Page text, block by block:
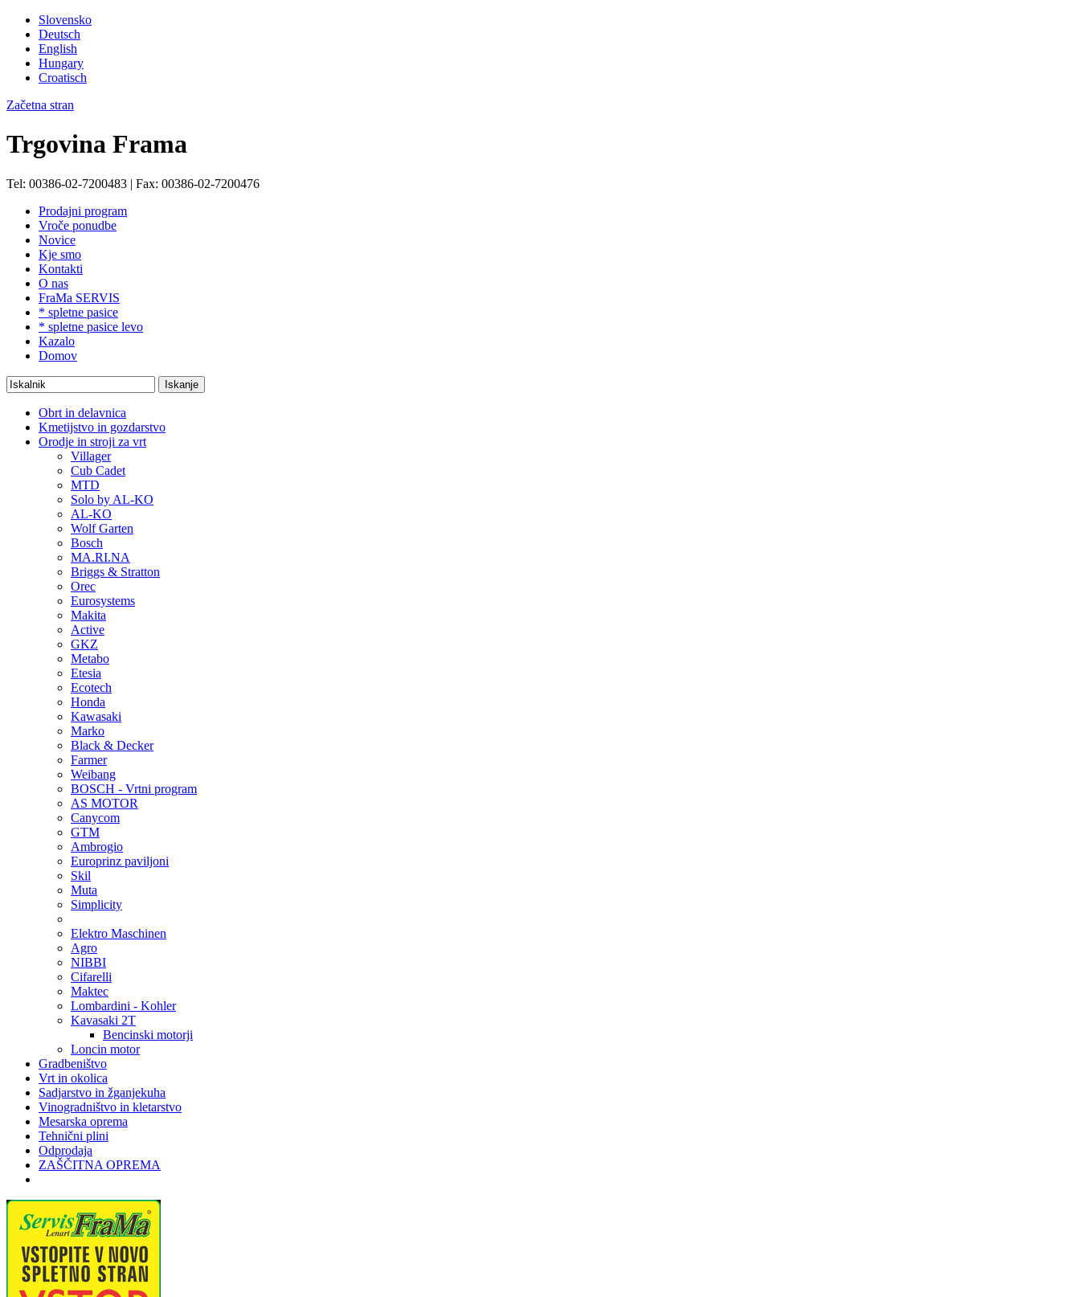
Slovensko
Deutsch
English
Hungary
Croatisch
Začetna stran
Trgovina Frama
Tel: 00386-02-7200483 | Fax: 00386-02-7200476
Prodajni program
Vroče ponudbe
Novice
Kje smo
Kontakti
O nas
FraMa SERVIS
* spletne pasice
* spletne pasice levo
Kazalo
Domov
Obrt in delavnica
Kmetijstvo in gozdarstvo
Orodje in stroji za vrt
Villager
Cub Cadet
MTD
Solo by AL-KO
AL-KO
Wolf Garten
Bosch
MA.RI.NA
Briggs & Stratton
Orec
Eurosystems
Makita
Active
GKZ
Metabo
Etesia
Ecotech
Honda
Kawasaki
Marko
Black & Decker
Farmer
Weibang
BOSCH - Vrtni program
AS MOTOR
Canycom
GTM
Ambrogio
Europrinz paviljoni
Skil
Muta
Simplicity
Elektro Maschinen
Agro
NIBBI
Cifarelli
Maktec
Lombardini - Kohler
Kavasaki 2T
Bencinski motorji
Loncin motor
Gradbeništvo
Vrt in okolica
Sadjarstvo in žganjekuha
Vinogradništvo in kletarstvo
Mesarska oprema
Tehnični plini
Odprodaja
ZAŠČITNA OPREMA